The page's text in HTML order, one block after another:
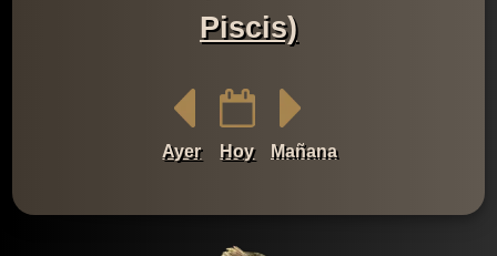
Piscis)
Ayer Hoy Mañana